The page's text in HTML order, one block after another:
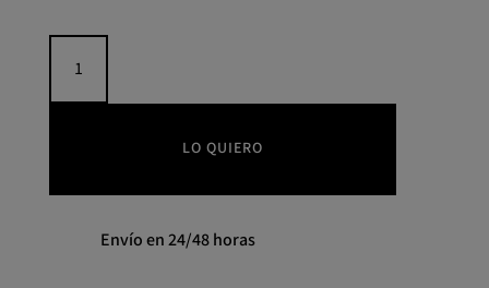
larga
LO QUIERO
Envío en 24/48 horas